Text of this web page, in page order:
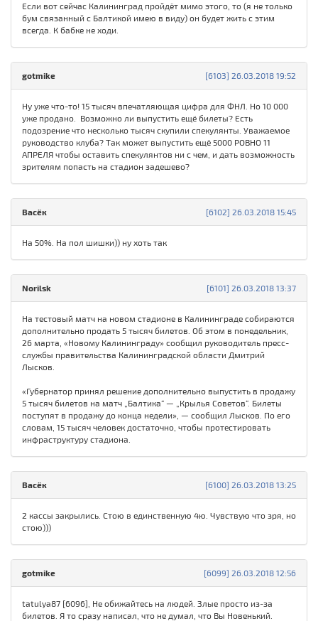
Если вот сейчас Калининград пройдёт мимо этого, то (я не только
бум связанный с Балтикой имею в виду) он будет жить с этим
всегда. К бабке не ходи.
[6103] 26.03.2018 19:52
gotmike
Ну уже что-то! 15 тысяч впечатляющая цифра для ФНЛ. Но 10 000
уже продано. Возможно ли выпустить ещё билеты? Есть
подозрение что несколько тысяч скупили спекулянты. Уважаемое
руководство клуба? Так может выпустить ещё 5000 РОВНО 11
АПРЕЛЯ чтобы оставить спекулянтов ни с чем, и дать возможность
зрителям попасть на стадион задешево?
[6102] 26.03.2018 15:45
Васёк
На 50%. На пол шишки)) ну хоть так
[6101] 26.03.2018 13:37
Norilsk
На тестовый матч на новом стадионе в Калининграде собираются
дополнительно продать 5 тысяч билетов. Об этом в понедельник,
26 марта, «Новому Калининграду» сообщил руководитель пресс-
службы правительства Калининградской области Дмитрий
Лысков.
«Губернатор принял решение дополнительно выпустить в продажу
5 тысяч билетов на матч „Балтика“ — „Крылья Советов“. Билеты
поступят в продажу до конца недели», — сообщил Лысков. По его
словам, 15 тысяч человек достаточно, чтобы протестировать
инфраструктуру стадиона.
[6100] 26.03.2018 13:25
Васёк
2 кассы закрылись. Стою в единственную 4ю. Чувствую что зря, но
стою)))
[6099] 26.03.2018 12:56
gotmike
tatulya87 [6096], Не обижайтесь на людей. Злые просто из-за
билетов. Я то сразу написал, что не думал, что Вы Новенький.